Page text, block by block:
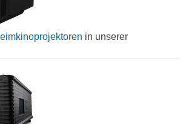
in unserer